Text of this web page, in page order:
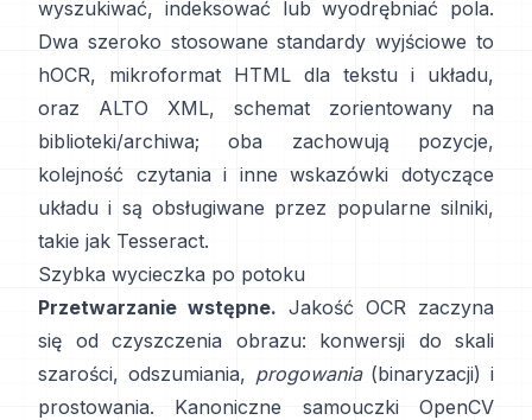
wyszukiwać, indeksować lub wyodrębniać pola.
Dwa szeroko stosowane standardy wyjściowe to
hOCR, mikroformat HTML dla tekstu i układu,
oraz
ALTO XML, schemat zorientowany na
biblioteki/archiwa; oba zachowują pozycje,
kolejność czytania i inne wskazówki dotyczące
układu i są obsługiwane przez popularne silniki,
takie jak Tesseract.
Szybka wycieczka po potoku
Przetwarzanie wstępne. Jakość OCR zaczyna
się od czyszczenia obrazu: konwersji do skali
szarości, odszumiania, progowania(binaryzacji) i
prostowania. Kanoniczne samouczki OpenCV